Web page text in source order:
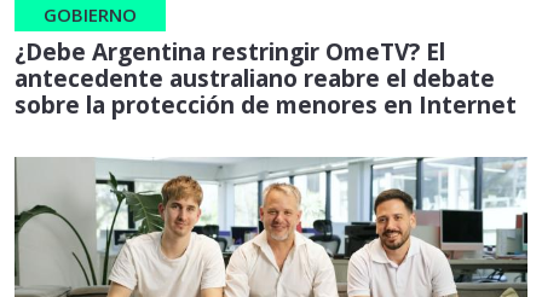
GOBIERNO
¿Debe Argentina restringir OmeTV? El
antecedente australiano reabre el debate
sobre la protección de menores en Internet